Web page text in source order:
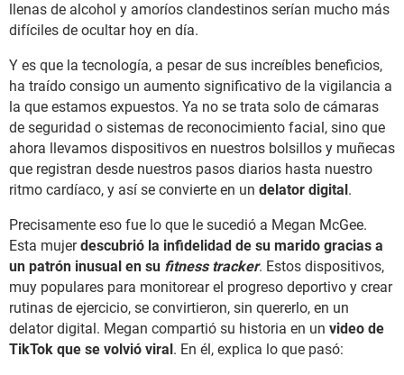
llenas de alcohol y amoríos clandestinos serían mucho más
difíciles de ocultar hoy en día.
Y es que la tecnología, a pesar de sus increíbles beneficios,
ha traído consigo un aumento significativo de la vigilancia a
la que estamos expuestos. Ya no se trata solo de cámaras
de seguridad o sistemas de reconocimiento facial, sino que
ahora llevamos dispositivos en nuestros bolsillos y muñecas
que registran desde nuestros pasos diarios hasta nuestro
ritmo cardíaco, y así se convierte en un delator digital.
Precisamente eso fue lo que le sucedió a Megan McGee.
Esta mujerdescubrió la infidelidad de su marido gracias a
un patrón inusual en su fitness tracker. Estos dispositivos,
muy populares para monitorear el progreso deportivo y crear
rutinas de ejercicio, se convirtieron, sin quererlo, en un
delator digital. Megan compartió su historia en un video de
TikTok que se volvió viral. En él, explica lo que pasó: